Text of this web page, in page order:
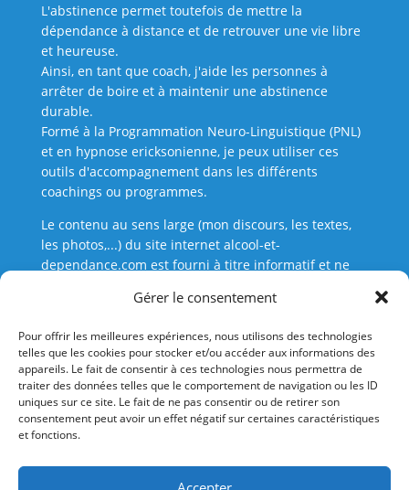
Gérer le consentement
Pour offrir les meilleures expériences, nous utilisons des technologies
telles que les cookies pour stocker et/ou accéder aux informations des
appareils. Le fait de consentir à ces technologies nous permettra de
traiter des données telles que le comportement de navigation ou les ID
uniques sur ce site. Le fait de ne pas consentir ou de retirer son
consentement peut avoir un effet négatif sur certaines caractéristiques
et fonctions.
L'abstinence permet toutefois de mettre la
dépendance à distance et de retrouver une vie libre
et heureuse.
Ainsi, en tant que coach, j'aide les personnes à
arrêter de boire et à maintenir une abstinence
durable.
Formé à la Programmation Neuro-Linguistique (PNL)
et en hypnose ericksonienne, je peux utiliser ces
outils d'accompagnement dans les différents
coachings ou programmes.
Le contenu au sens large (mon discours, les textes,
les photos,...) du site internet alcool-et-
dependance.com est fourni à titre informatif et ne
examen médical, une consultation, un diagnostic ou
traitement médical sans l’autorisation de votre
médecin. Demandez toujours conseil à votre
médecin ou tout autre professionnel de santé
qualifié pour toute question se rapportant à l’état de
santé ou de nutrition.
immédiatement votre médecin ou l’hôpital.